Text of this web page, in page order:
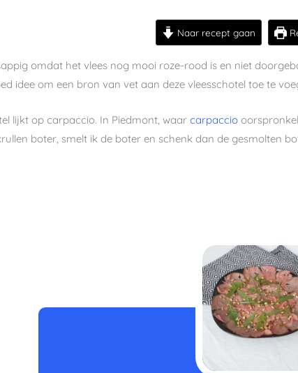
Naar recept gaan
omdat het vlees nog mooi roze-rood is en niet
idee om een bron van vet aan deze vleesschotel toe te
lijkt op carpaccio. In Piedmont, waarcarpaccio
boter, smelt ik de boter en schenk dan de gesmolten
minuten